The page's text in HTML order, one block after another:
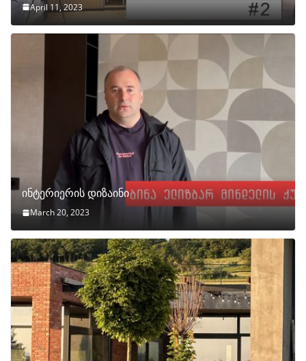
April 11, 2023
ინტერიერის დიზაინი
March 20, 2023